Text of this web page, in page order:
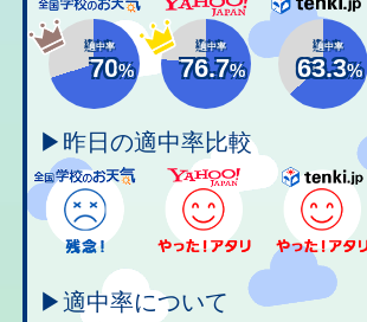
適中率
70%
適中率
76.7%
適中率
63.3%
▶昨日の適中率比較
▶適中率について